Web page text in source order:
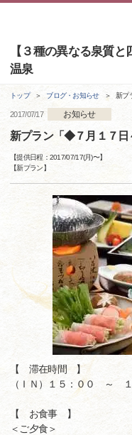
【３種の異なる泉質
温泉
トップ ブログ・お知らせ 新プ
2017/07/17 お知らせ
新プラン「◆７月１７日
【提供日程：2017/07/17(月)〜】
【新プラン】
【 滞在時間 】
（ＩＮ）１５：００ ～ １
【 お食事 】
＜ご夕食＞